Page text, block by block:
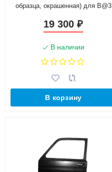
образца, окрашенная) для B@3
6200015-70)
19 300₽
В наличии
В корзину